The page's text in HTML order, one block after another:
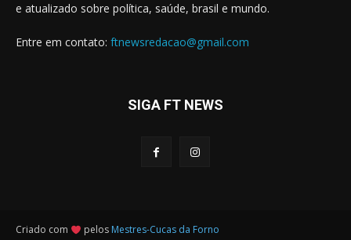
e atualizado sobre política, saúde, brasil e mundo.
Entre em contato: ftnewsredacao@gmail.com
SIGA FT NEWS
Criado com pelos Mestres-Cucas da Forno